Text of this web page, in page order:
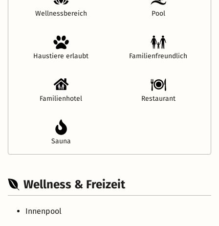
Wellnessbereich Pool
Haustiere erlaubt Familienfreundlich
Familienhotel Restaurant
Sauna
Wellness & Freizeit
Innenpool